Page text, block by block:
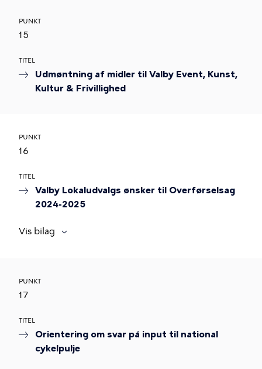
PUNKT
15
TITEL
Udmøntning af midler til Valby Event, Kunst,
Kultur & Frivillighed
PUNKT
16
TITEL
Valby Lokaludvalgs ønsker til Overførselsag
2024-2025
Vis bilag
PUNKT
17
TITEL
Orientering om svar på input til national
cykelpulje